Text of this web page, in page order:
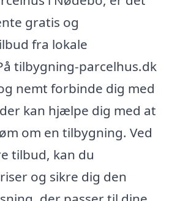
gratis og
fra lokale
tilbygning-parcelhus.dk
nemt forbinde dig med
kan hjælpe dig med at
om en tilbygning. Ved
tilbud, kan du
og sikre dig den